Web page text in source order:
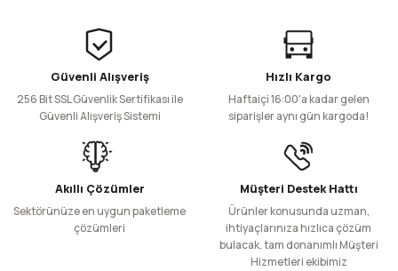
yapabilirsiniz.
Ancak ürününüz güneş ışığına (UV) karşı aşırı hassassa,
uzun süreli raf sergilemelerinde doğrudan güneşe
maruz kalmamasına dikkat edilmelidir.
Güvenli Alışveriş
256 Bit SSL Güvenlik Sertifikası ile
Güvenli Alışveriş Sistemi
Hızlı Kargo
Haftaiçi 16:00'a kadar gelen
siparişler aynı gün kargoda!
Akıllı Çözümler
Sektörünüze en uygun paketleme
çözümleri
Müşteri Destek Hattı
Ürünler konusunda uzman,
ihtiyaçlarınıza hızlıca çözüm
bulacak, tam donanımlı Müşteri
Hizmetleri ekibimiz